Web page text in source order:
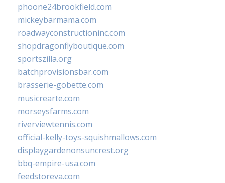
phoone24brookfield.com
mickeybarmama.com
roadwayconstructioninc.com
shopdragonflyboutique.com
sportszilla.org
batchprovisionsbar.com
brasserie-gobette.com
musicrearte.com
morseysfarms.com
riverviewtennis.com
official-kelly-toys-squishmallows.com
displaygardenonsuncrest.org
bbq-empire-usa.com
feedstoreva.com